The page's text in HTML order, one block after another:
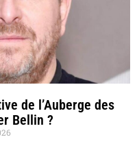
de l’Auberge des
Bellin ?